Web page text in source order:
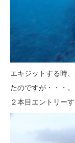
エキジットする時
たのですが・・・。
２本目エントリー